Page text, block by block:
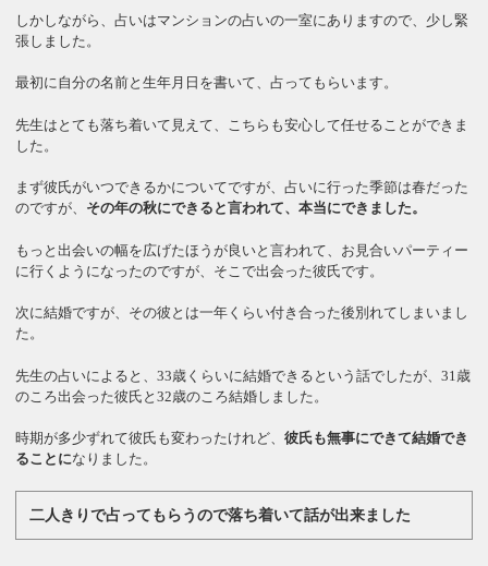
しかしながら、占いはマンションの占いの一室にありますので、少し緊
張しました。
最初に自分の名前と生年月日を書いて、占ってもらいます。
先生はとても落ち着いて見えて、こちらも安心して任せることができま
した。
まず彼氏がいつできるかについてですが、占いに行った季節は春だった
のですが、 その年の秋にできると言われて、本当にできました。
もっと出会いの幅を広げたほうが良いと言われて、お見合いパーティー
に行くようになったのですが、そこで出会った彼氏です。
次に結婚ですが、その彼とは一年くらい付き合った後別れてしまいまし
た。
先生の占いによると、33歳くらいに結婚できるという話でしたが、31歳
のころ出会った彼氏と32歳のころ結婚しました。
時期が多少ずれて彼氏も変わったけれど、彼氏も無事にできて結婚でき
ることになりました。
二人きりで占ってもらうので落ち着いて話が出来ました